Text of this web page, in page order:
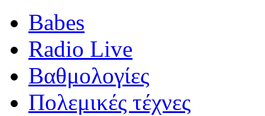
Babes
Radio Live
Βαθμολογίες
Πολεμικές τέχνες